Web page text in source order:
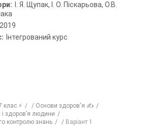
І. Я. Щупак, І. О. Піскарьова, О.В.
2019
Інтегрований курс
клас ⚡
Основи здоров'я ✍
здоров’я людини
контролю знань
Варіант 1